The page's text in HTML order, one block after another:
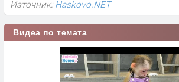
Източник:Haskovo.NET
Видеа по темата